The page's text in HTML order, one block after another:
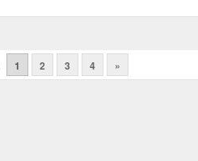
1 2 3 4 »